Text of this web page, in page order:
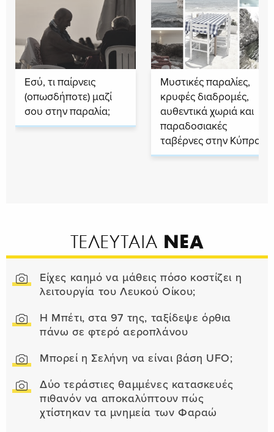
Εσύ, τι παίρνεις
(οπωσδήποτε) μαζί
σου στην παραλία;
Μυστικές παραλίες,
κρυφές διαδρομές,
αυθεντικά χωριά και
παραδοσιακές
ταβέρνες στην Κύπρο
ΤΕΛΕΥΤΑΙΑ ΝΕΑ
Είχες καημό να μάθεις πόσο κοστίζει η
λειτουργία του Λευκού Οίκου;
Η Μπέτι, στα 97 της, ταξίδεψε όρθια
πάνω σε φτερό αεροπλάνου
Μπορεί η Σελήνη να είναι βάση UFO;
Δύο τεράστιες θαμμένες κατασκευές
πιθανόν να αποκαλύπτουν πώς
χτίστηκαν τα μνημεία των Φαραώ